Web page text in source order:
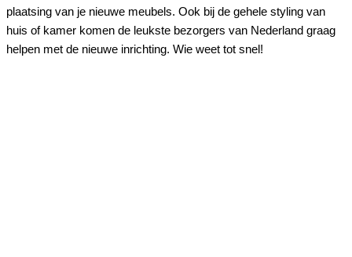
plaatsing van je nieuwe meubels. Ook bij de gehele styling van
huis of kamer komen de leukste bezorgers van Nederland graag
helpen met de nieuwe inrichting. Wie weet tot snel!